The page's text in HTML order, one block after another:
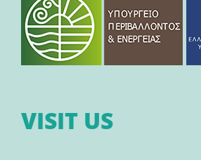
VISIT US